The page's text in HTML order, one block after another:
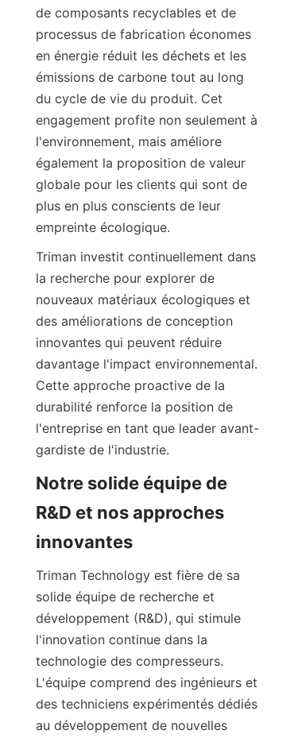
de composants recyclables et de
processus de fabrication économes
en énergie réduit les déchets et les
émissions de carbone tout au long
du cycle de vie du produit. Cet
engagement profite non seulement à
l'environnement, mais améliore
également la proposition de valeur
globale pour les clients qui sont de
plus en plus conscients de leur
Triman investit continuellement dans
la recherche pour explorer de
nouveaux matériaux écologiques et
des améliorations de conception
innovantes qui peuvent réduire
davantage l'impact environnemental.
Cette approche proactive de la
durabilité renforce la position de
l'entreprise en tant que leader avant-
Notre solide équipe de
R&D et nos approches
Triman Technology est fière de sa
solide équipe de recherche et
développement (R&D), qui stimule
l'innovation continue dans la
technologie des compresseurs.
L'équipe comprend des ingénieurs et
des techniciens expérimentés dédiés
au développement de nouvelles